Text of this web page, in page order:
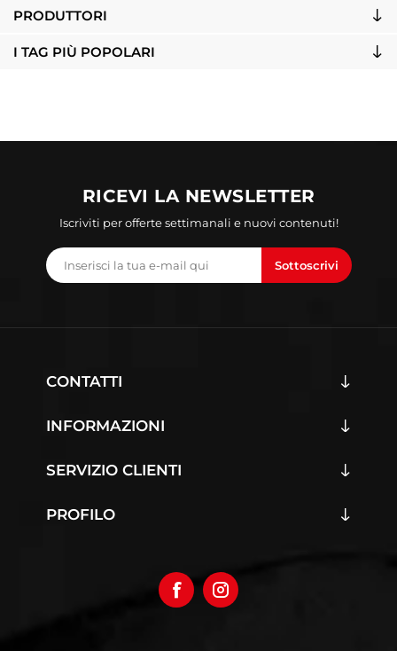
PRODUTTORI
I TAG PIÙ POPOLARI
RICEVI LA NEWSLETTER
Iscriviti per offerte settimanali e nuovi contenuti!
Sottoscrivi
CONTATTI
INFORMAZIONI
SERVIZIO CLIENTI
PROFILO